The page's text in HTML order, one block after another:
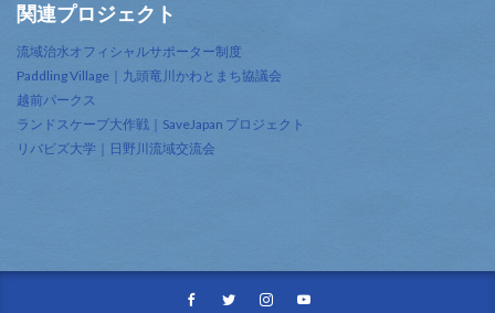
関連プロジェクト
流域治水オフィシャルサポーター制度
Paddling Village｜九頭竜川かわとまち協議会
越前パークス
ランドスケープ大作戦｜SaveJapan プロジェクト
リバビズ大学｜日野川流域交流会